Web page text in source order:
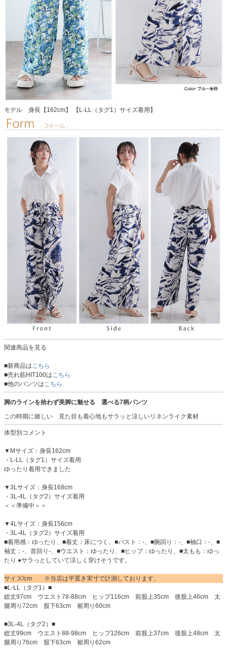
モデル 身長【162cm】 【L-LL（タグ1）サイズ着用】
関連商品を見る
■新商品はこちら
■売れ筋HIT100はこちら
■他のパンツはこちら
脚のラインを拾わず美脚に魅せる 選べる7柄パンツ
この時期に嬉しい 見た目も着心地もサラッと涼しいリネンライク素材
体型別コメント
▼Mサイズ：身長162cm
・L-LL（タグ1）サイズ着用
ゆったり着用できました
▼3Lサイズ：身長168cm
・3L-4L（タグ2）サイズ着用
＜＜準備中＞＞
▼4Lサイズ：身長156cm
・3L-4L（タグ2）サイズ着用
■着用感：ゆったり、■着丈：床につく、■バスト：-、■腕回り：-、■袖口：-、■
袖丈：-、首回り-、■ウエスト：ゆったり、■ヒップ：ゆったり、■太もも：ゆっ
たり ●サラっとしていて涼しく穿けそうです。
サイズ/cm ※当店は平置き実寸で計測しております。
■L-LL（タグ1）■
総丈97cm ウエスト78-88cm ヒップ116cm 前股上35cm 後股上46cm 太
腿周り72cm 股下63cm 裾周り60cm
■3L-4L（タグ2）■
総丈99cm ウエスト88-98cm ヒップ126cm 前股上37cm 後股上48cm 太
腿周り76cm 股下63cm 裾周り62cm